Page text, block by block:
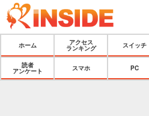
ホーム
アクセス
ランキング
スイッチ
読者
アンケート
スマホ PC